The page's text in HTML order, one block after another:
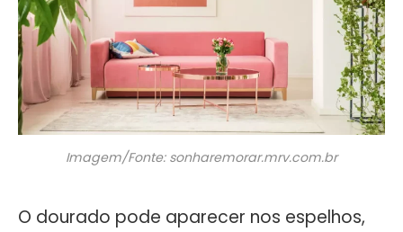
Imagem/Fonte: sonharemorar.mrv.com.br
O dourado pode aparecer nos espelhos,